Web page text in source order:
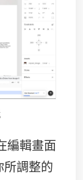
編輯畫面
所調整的